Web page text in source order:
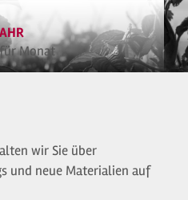
Monat
wir Sie über
und neue Materialien auf